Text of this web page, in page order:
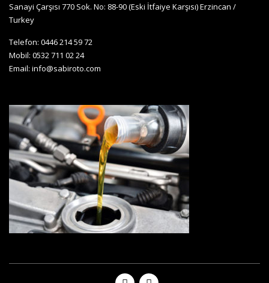
Sanayi Çarşısı 770 Sok. No: 88-90 (Eski İtfaiye Karşısı) Erzincan /
Turkey
Telefon: 0446 214 59 72
Mobil: 0532 711 02 24
Email: info@sabiroto.com